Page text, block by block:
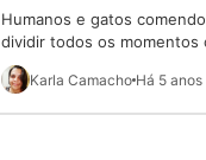
Humanos e gatos
dividir todos os momentos
Karla Camacho Há 5 anos